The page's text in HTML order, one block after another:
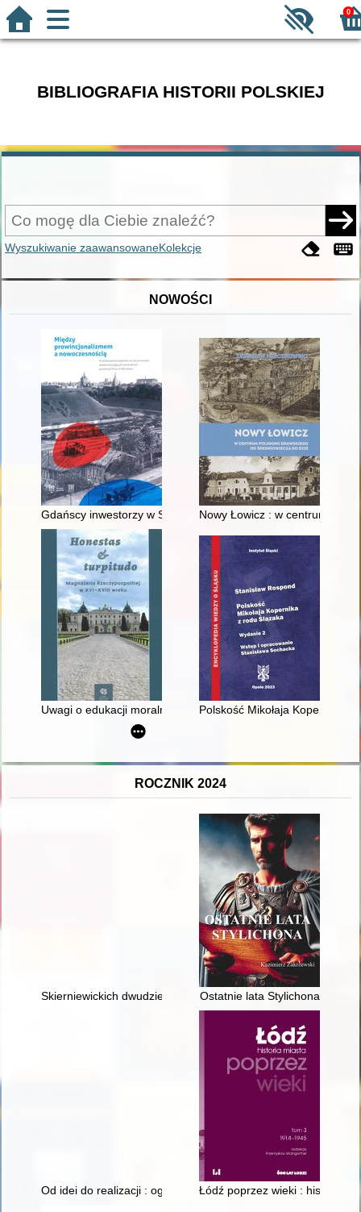
0
BIBLIOGRAFIA HISTORII POLSKIEJ
Wyszukiwanie zaawansowaneKolekcje
NOWOŚCI
Gdańscy inwestorzy w Sopocie : prestiż finansowy i
Nowy Łowicz : w centrum
Uwagi o edukacji moralnej synów szlacheckich w XVI-
Polskość Mikołaja Kopernika z
ROCZNIK 2024
Skierniewickich dwudziestu pięciu : rozbicie dowództwa
Ostatnie lata Stylichona
Od idei do realizacji : ogrody dziecięce im. W. E. Raua w
Łódź poprzez wieki : historia